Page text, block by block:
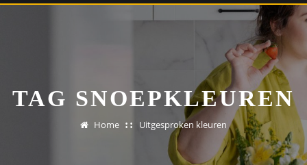
TAG SNOEPKLEUREN
Home Uitgesproken kleuren